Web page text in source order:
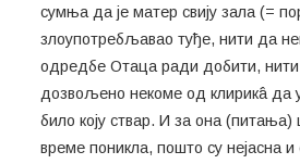
сумња да је матер свију зала (=
злоупотребљавао туђе, нити да
одредбе Отаца ради добити, нити
дозвољено некоме од клирикâ да
било коју ствар. И за она (питања)
време поникла, пошто су нејасна